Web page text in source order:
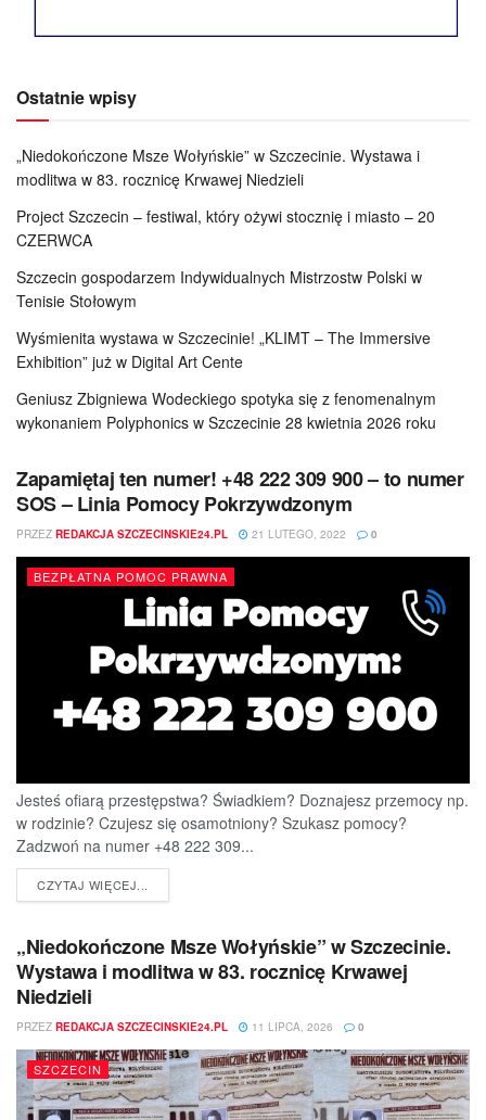
Ostatnie wpisy
„Niedokończone Msze Wołyńskie” w Szczecinie. Wystawa i
modlitwa w 83. rocznicę Krwawej Niedzieli
Project Szczecin – festiwal, który ożywi stocznię i miasto – 20
CZERWCA
Szczecin gospodarzem Indywidualnych Mistrzostw Polski w
Tenisie Stołowym
Wyśmienita wystawa w Szczecinie! „KLIMT – The Immersive
Exhibition” już w Digital Art Cente
Geniusz Zbigniewa Wodeckiego spotyka się z fenomenalnym
wykonaniem Polyphonics w Szczecinie 28 kwietnia 2026 roku
Zapamiętaj ten numer! +48 222 309 900 – to numer
SOS – Linia Pomocy Pokrzywdzonym
PRZEZ REDAKCJA SZCZECINSKIE24.PL 21 LUTEGO, 2022 0
BEZPŁATNA POMOC PRAWNA
Jesteś ofiarą przestępstwa? Świadkiem? Doznajesz przemocy np.
w rodzinie? Czujesz się osamotniony? Szukasz pomocy?
Zadzwoń na numer +48 222 309...
CZYTAJ WIĘCEJ...
„Niedokończone Msze Wołyńskie” w Szczecinie.
Wystawa i modlitwa w 83. rocznicę Krwawej
Niedzieli
PRZEZ REDAKCJA SZCZECINSKIE24.PL 11 LIPCA, 2026 0
SZCZECIN